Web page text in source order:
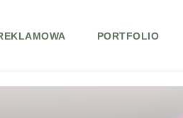
PORTFOLIO